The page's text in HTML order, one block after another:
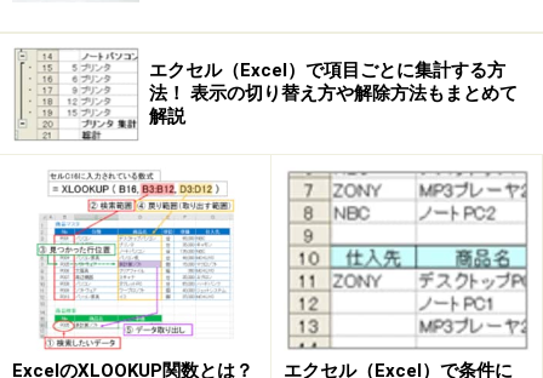
エクセル（Excel）で項目ごとに集計する方
法！ 表示の切り替え方や解除方法もまとめて
解説
ExcelのXLOOKUP関数とは？
エクセル（Excel）で条件に